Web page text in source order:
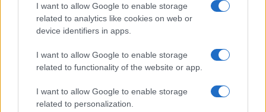
I want to allow Google to enable storage
related to analytics like cookies on web or
device identifiers in apps.
I want to allow Google to enable storage
related to functionality of the website or app.
I want to allow Google to enable storage
related to personalization.
Workflow di laboratorio per test fotografici e video
replicabili
Andrea Conforti · 1 Ago 2026
RECENSIONI TECH